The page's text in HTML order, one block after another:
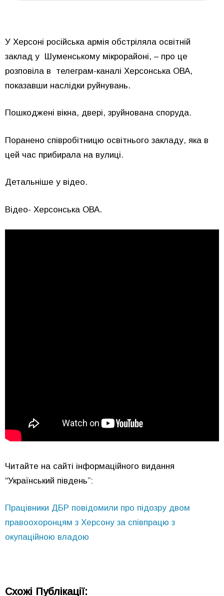
У Херсоні російська армія обстріляла освітній
заклад у Шуменському мікрорайоні, – про це
розповіла в телеграм-каналі Херсонська ОВА,
показавши наслідки руйнувань.
Пошкоджені вікна, двері, зруйнована споруда.
Поранено співробітницю освітнього закладу, яка в
цей час прибирала на вулиці.
Детальніше у відео.
Відео- Херсонська ОВА.
Читайте на сайті інформаційного видання
“Український південь”:
Працівники ДБР повідомили про підозру двом
правоохоронцям з Херсону за співпрацю з
окупаційною владою
Схожі Публікації: